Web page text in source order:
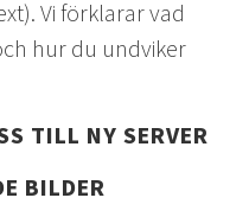
Vi förklarar vad
hur du undviker
TILL NY SERVER
BILDER